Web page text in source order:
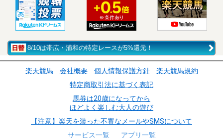
8/10は帯広・浦和の特定レースが5%還元！
楽天競馬 会社概要 個人情報保護方針
楽天競馬規約
特定商取引法に基づく表記
馬券は20歳になってから
ほどよく楽しむ大人の遊び
【注意】楽天を装った不審なメールやSMSについて
サービス一覧
アプリ一覧